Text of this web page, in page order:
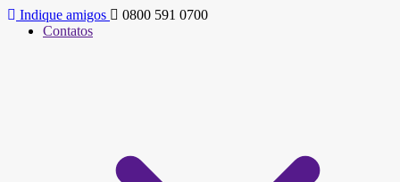
Indique amigos
0800 591 0700
Contatos